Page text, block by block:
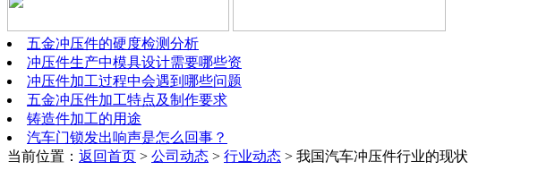
五金冲压件的硬度检测分析
冲压件生产中模具设计需要哪些资
冲压件加工过程中会遇到哪些问题
五金冲压件加工特点及制作要求
铸造件加工的用途
汽车门锁发出响声是怎么回事？
当前位置： 返回首页 > 公司动态 > 行业动态 > 我国汽车冲压件行业的现状